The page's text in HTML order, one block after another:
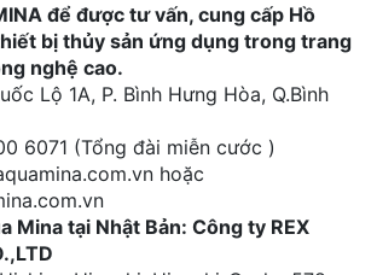
để được tư vấn, cung cấp Hồ
bị thủy sản ứng dụng trong trang
nghệ cao.
Lộ 1A, P. Bình Hưng Hòa, Q.Bình
6071 (Tổng đài miễn cước )
hoặc
Mina tại Nhật Bản: Công ty REX